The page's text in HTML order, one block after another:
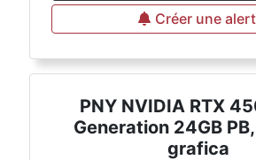
Créer une
PNY NVIDIA RTX
Generation 24GB
grafica